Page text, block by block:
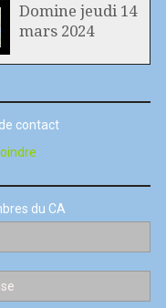
Domine jeudi 14
mars 2024
contact
du CA